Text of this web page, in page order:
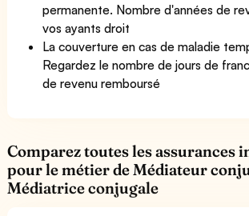
permanente. Nombre d'années de
vos ayants droit
La couverture en cas de maladie
Regardez le nombre de jours de
de revenu remboursé
Comparez toutes les assurances
pour le métier de Médiateur
Médiatrice conjugale